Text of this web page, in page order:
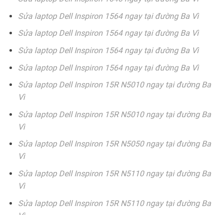
Sửa laptop Dell Inspiron 1564 ngay tại đường Ba Vì
Sửa laptop Dell Inspiron 1564 ngay tại đường Ba Vì
Sửa laptop Dell Inspiron 1564 ngay tại đường Ba Vì
Sửa laptop Dell Inspiron 1564 ngay tại đường Ba Vì
Sửa laptop Dell Inspiron 15R N5010 ngay tại đường Ba
Vì
Sửa laptop Dell Inspiron 15R N5010 ngay tại đường Ba
Vì
Sửa laptop Dell Inspiron 15R N5050 ngay tại đường Ba
Vì
Sửa laptop Dell Inspiron 15R N5110 ngay tại đường Ba
Vì
Sửa laptop Dell Inspiron 15R N5110 ngay tại đường Ba